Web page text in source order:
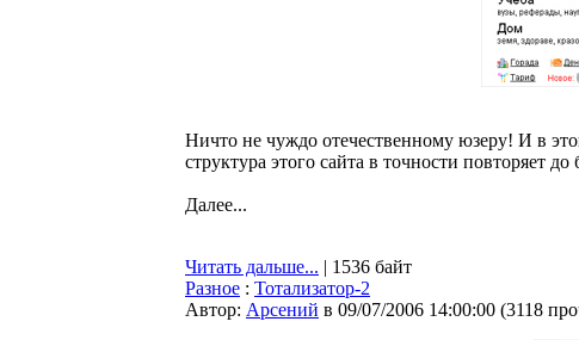
Ничто не чуждо отечественному юзеру! И в
структура этого сайта в точности повторяет
Далее...
Читать дальше... | 1536 байт
Разное : Тотализатор-2
Автор: Арсений в 09/07/2006 14:00:00 (3118